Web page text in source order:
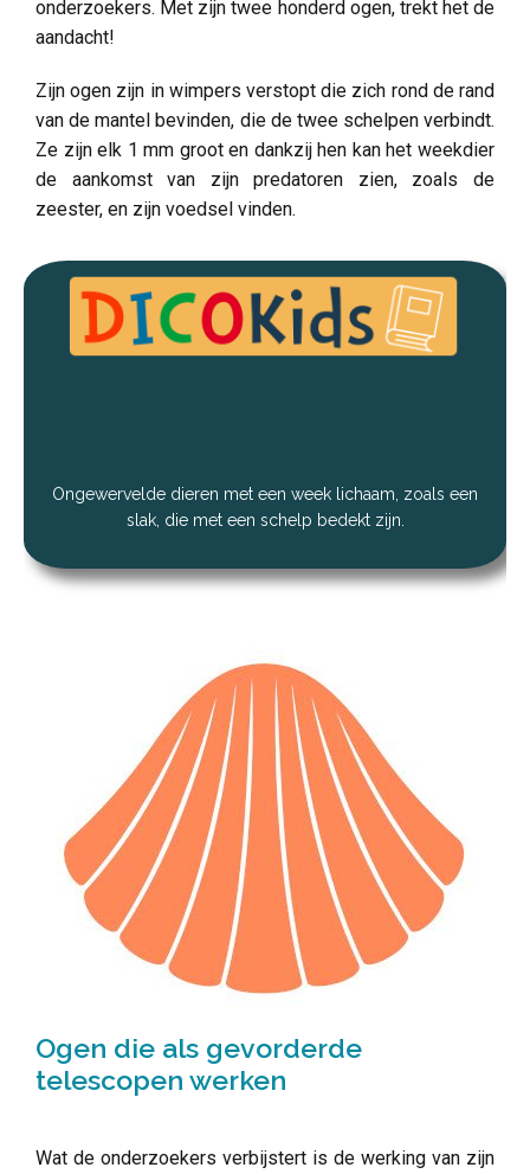
onderzoekers. Met zijn twee honderd ogen, trekt het de
aandacht!
Zijn ogen zijn in wimpers verstopt die zich rond de rand
van de mantel bevinden, die de twee schelpen verbindt.
Ze zijn elk 1 mm groot en dankzij hen kan het weekdier
de aankomst van zijn predatoren zien, zoals de
zeester, en zijn voedsel vinden.
Ongewervelde dieren met een week lichaam, zoals een
slak, die met een schelp bedekt zijn.
Ogen die als gevorderde
telescopen werken
Wat de onderzoekers verbijstert is de werking van zijn